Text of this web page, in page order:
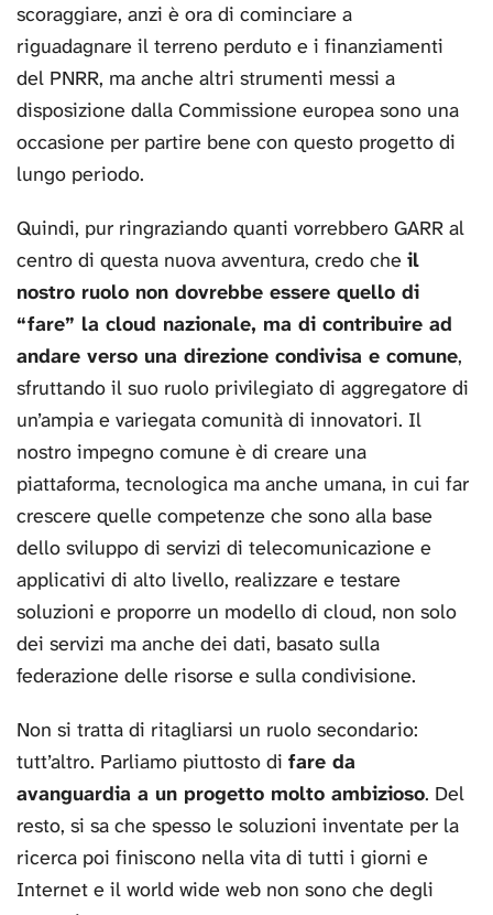
scoraggiare, anzi è ora di cominciare a
riguadagnare il terreno perduto e i finanziamenti
del PNRR, ma anche altri strumenti messi a
disposizione dalla Commissione europea sono una
occasione per partire bene con questo progetto di
lungo periodo.
Quindi, pur ringraziando quanti vorrebbero GARR al
centro di questa nuova avventura, credo che il
nostro ruolo non dovrebbe essere quello di
“fare” la cloud nazionale, ma di contribuire ad
andare verso una direzione condivisa e comune,
sfruttando il suo ruolo privilegiato di aggregatore di
un’ampia e variegata comunità di innovatori. Il
nostro impegno comune è di creare una
piattaforma, tecnologica ma anche umana, in cui far
crescere quelle competenze che sono alla base
dello sviluppo di servizi di telecomunicazione e
applicativi di alto livello, realizzare e testare
soluzioni e proporre un modello di cloud, non solo
dei servizi ma anche dei dati, basato sulla
federazione delle risorse e sulla condivisione.
Non si tratta di ritagliarsi un ruolo secondario:
tutt’altro. Parliamo piuttosto di fare da
avanguardia a un progetto molto ambizioso. Del
resto, si sa che spesso le soluzioni inventate per la
ricerca poi finiscono nella vita di tutti i giorni e
Internet e il world wide web non sono che degli